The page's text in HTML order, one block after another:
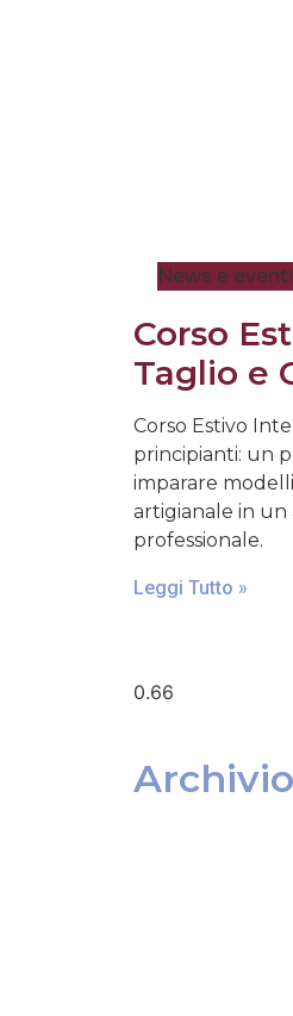
News e eventi
Corso
Taglio e
Corso Estivo
principianti: un
imparare
artigianale in un
professionale.
Leggi Tutto »